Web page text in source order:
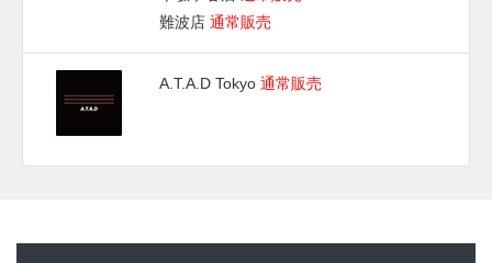
難波店 通常販売
A.T.A.D Tokyo 通常販売